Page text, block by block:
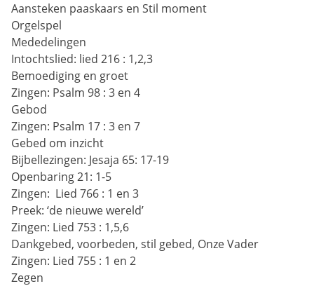
Aansteken paaskaars en Stil moment
Orgelspel
Mededelingen
Intochtslied: lied 216 : 1,2,3
Bemoediging en groet
Zingen: Psalm 98 : 3 en 4
Gebod
Zingen: Psalm 17 : 3 en 7
Gebed om inzicht
Bijbellezingen: Jesaja 65: 17-19
Openbaring 21: 1-5
Zingen: Lied 766 : 1 en 3
Preek: ‘de nieuwe wereld’
Zingen: Lied 753 : 1,5,6
Dankgebed, voorbeden, stil gebed, Onze Vader
Zingen: Lied 755 : 1 en 2
Zegen